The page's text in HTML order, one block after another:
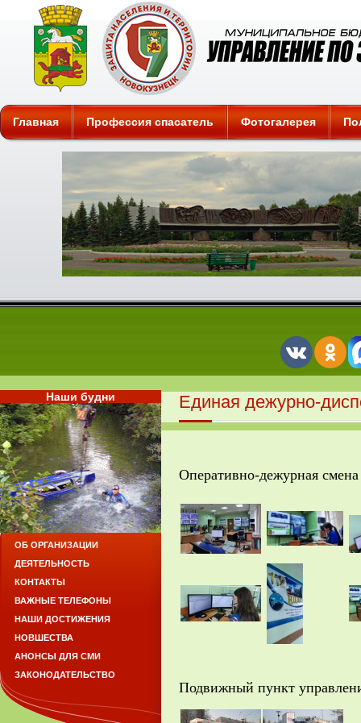
Защита
Главная Профессия спасатель Фотогалерея
Единая дежурно-
Оперативно-дежурная смена
Подвижный пункт
Наши будни
ОБ ОРГАНИЗАЦИИ
ДЕЯТЕЛЬНОСТЬ
КОНТАКТЫ
ВАЖНЫЕ ТЕЛЕФОНЫ
НАШИ ДОСТИЖЕНИЯ
НОВШЕСТВА
АНОНСЫ ДЛЯ СМИ
ЗАКОНОДАТЕЛЬСТВО